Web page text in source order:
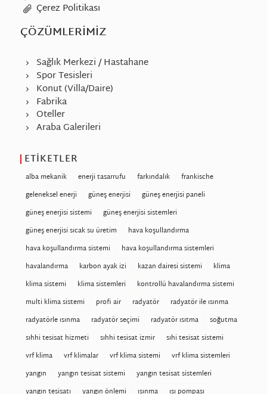
Çerez Politikası
ÇÖZÜMLERIMIZ
Sağlık Merkezi / Hastahane
Spor Tesisleri
Konut (Villa/Daire)
Fabrika
Oteller
Araba Galerileri
ETIKETLER
alba mekanik enerji tasarrufu farkındalık
frankische
geleneksel enerji
güneş enerjisi
güneş enerjisi paneli
güneş enerjisi sistemi
güneş enerjisi sistemleri
güneş enerjisi sıcak su üretim
hava koşullandırma
hava koşullandırma sistemi
hava koşullandırma sistemleri
havalandırma
karbon ayak izi kazan dairesi sistemi
klima
klima sistemi
klima sistemleri
kontrollü havalandırma sistemi
multi klima sistemi
profi air radyatör
radyatör ile ısınma
radyatörle ısınma
radyatör seçimi radyatör ısıtma
soğutma
sıhhi tesisat hizmeti
sıhhi tesisat izmir
sıhi tesisat sistemi
vrf klima
vrf klimalar vrf klima sistemi
vrf klima sistemleri
yangın
yangın tesisat sistemi
yangın tesisat sistemleri
yangın tesisatı
yangın önlemi ısınma ısı pompası